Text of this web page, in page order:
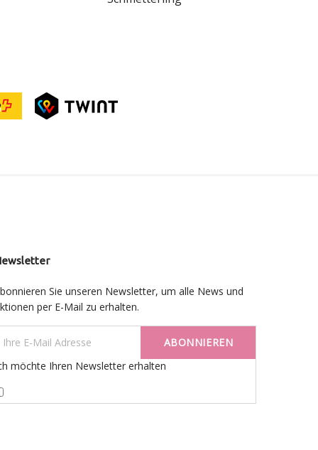
Sie unseren Newsletter, um alle News und
per E-Mail zu erhalten.
ABONNIEREN
möchte Ihren Newsletter erhalten